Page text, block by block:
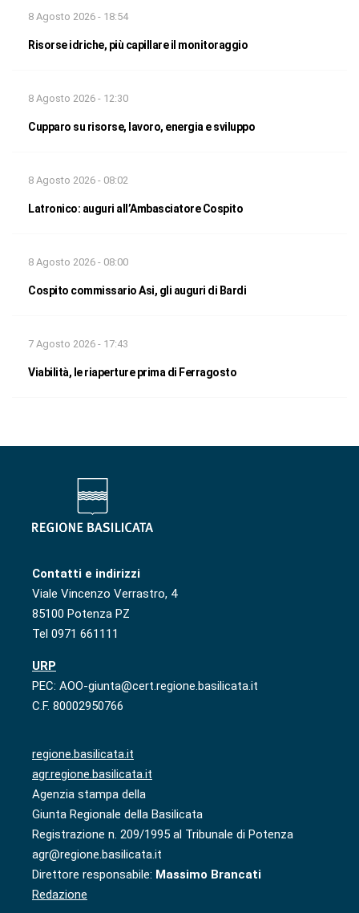
8 Agosto 2026 - 18:54
Risorse idriche, più capillare il monitoraggio
8 Agosto 2026 - 12:30
Cupparo su risorse, lavoro, energia e sviluppo
8 Agosto 2026 - 08:02
Latronico: auguri all’Ambasciatore Cospito
8 Agosto 2026 - 08:00
Cospito commissario Asi, gli auguri di Bardi
7 Agosto 2026 - 17:43
Viabilità, le riaperture prima di Ferragosto
Contatti e indirizzi
Viale Vincenzo Verrastro, 4
85100 Potenza PZ
Tel 0971 661111
URP
PEC: AOO-giunta@cert.regione.basilicata.it
C.F. 80002950766
regione.basilicata.it
agr.regione.basilicata.it
Agenzia stampa della
Giunta Regionale della Basilicata
Registrazione n. 209/1995 al Tribunale di Potenza
agr@regione.basilicata.it
Direttore responsabile: Massimo Brancati
Redazione